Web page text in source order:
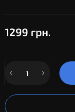
1299 грн.